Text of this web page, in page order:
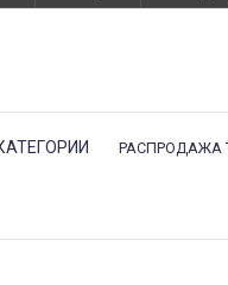
РАСПРОДАЖА